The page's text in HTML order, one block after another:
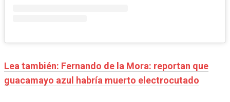
Lea también: Fernando de la Mora: reportan que
guacamayo azul habría muerto electrocutado